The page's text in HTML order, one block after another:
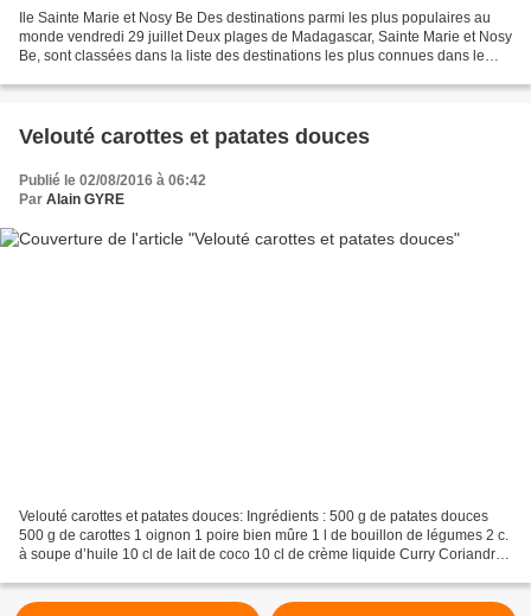
Ile Sainte Marie et Nosy Be Des destinations parmi les plus populaires au
monde vendredi 29 juillet Deux plages de Madagascar, Sainte Marie et Nosy
Be, sont classées dans la liste des destinations les plus connues dans le
Velouté carottes et patates douces
Publié le 02/08/2016 à 06:42
Par Alain GYRE
Velouté carottes et patates douces: Ingrédients : 500 g de patates douces
500 g de carottes 1 oignon 1 poire bien mûre 1 l de bouillon de légumes 2 c.
à soupe d’huile 10 cl de lait de coco 10 cl de crème liquide Curry Coriandre